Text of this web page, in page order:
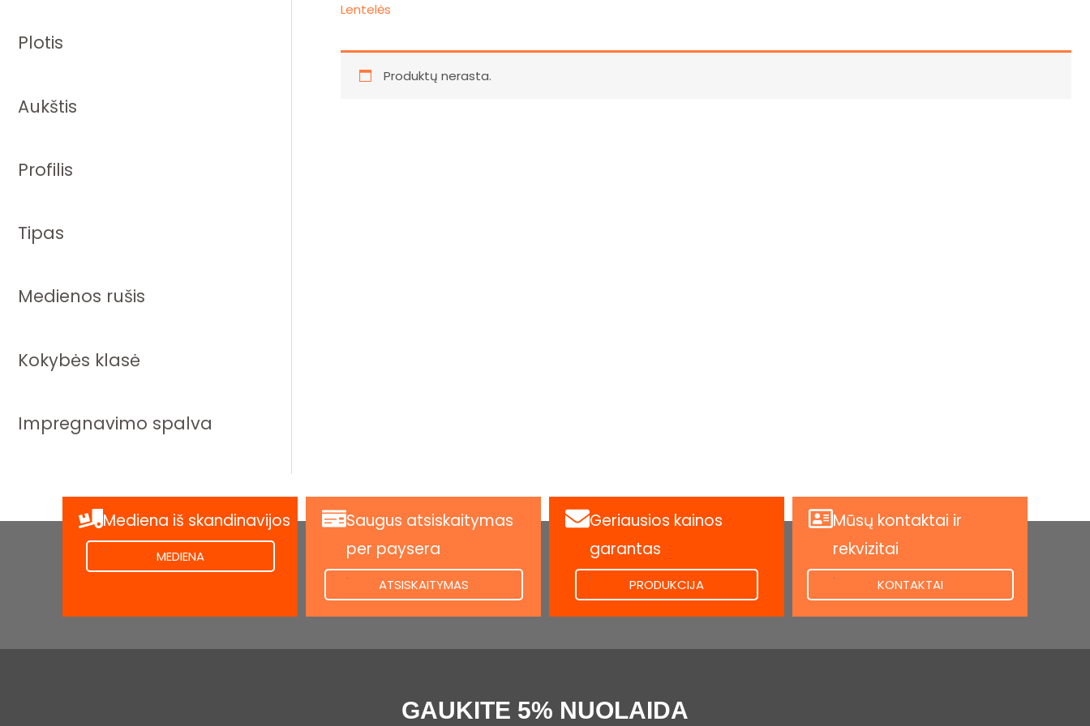
Plotis
Aukštis
Profilis
Tipas
Medienos rušis
Kokybės klasė
Impregnavimo spalva
Lentelės
Produktų nerasta.
Mediena iš skandinavijos
.
MEDIENA
Saugus atsiskaitymas
per paysera
.
ATSISKAITYMAS
Geriausios kainos
garantas
.
PRODUKCIJA
Mūsų kontaktai ir
rekvizitai
.
KONTAKTAI
GAUKITE 5% NUOLAIDA